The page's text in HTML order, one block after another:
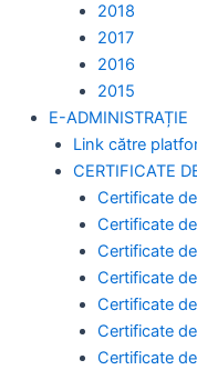
2018
2017
2016
2015
E-ADMINISTRAȚIE
Link către
CERTIFICATE
Certificate
Certificate
Certificate
Certificate
Certificate
Certificate
Certificate